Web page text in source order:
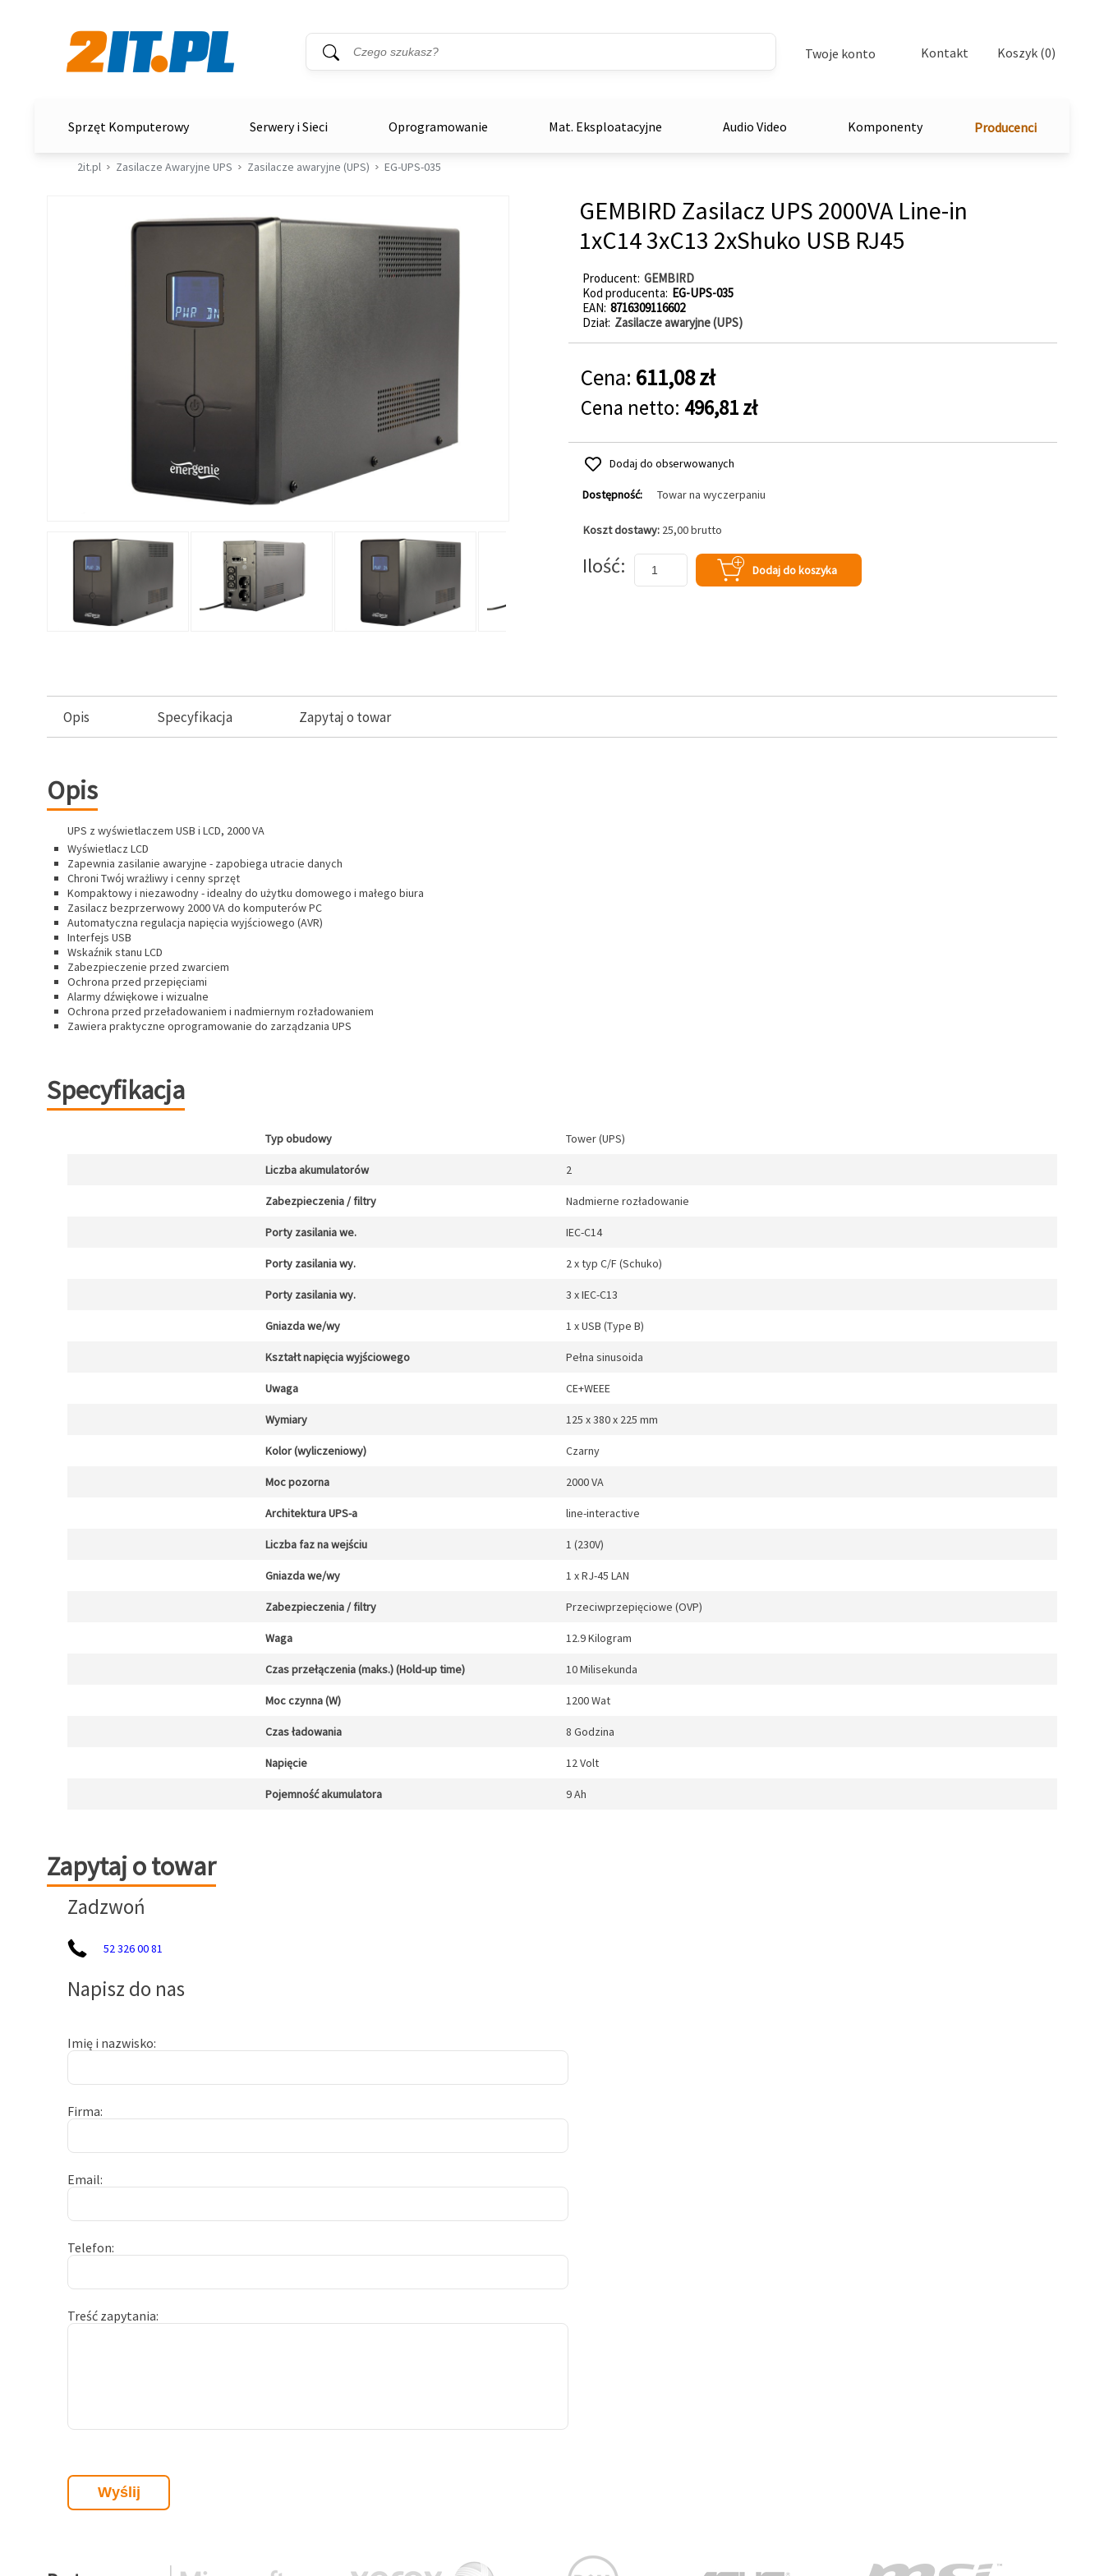
Wyszukiwarka
Słowo kluczowe
Twoje konto Kontakt Koszyk (0)
Sprzęt Komputerowy Serwery i Sieci Oprogramowanie Mat. Eksploatacyjne Audio Video Komponenty Producenci
2it.pl Zasilacze Awaryjne UPS Zasilacze awaryjne (UPS) EG-UPS-035
GEMBIRD Zasilacz UPS 2000VA Line-in
1xC14 3xC13 2xShuko USB RJ45
Producent GEMBIRD
Kod producenta EG-UPS-035
EAN 8716309116602
Dział Zasilacze awaryjne (UPS)
Cena: 611,08 zł
Cena netto: 496,81 zł
Dodaj do obserwowanych
Dostępność: Towar na wyczerpaniu
Koszt dostawy: 25,00 brutto
Ilość Dodaj do koszyka
Opis Specyfikacja Zapytaj o towar
Opis
UPS z wyświetlaczem USB i LCD, 2000 VA
Wyświetlacz LCD
Zapewnia zasilanie awaryjne - zapobiega utracie danych
Chroni Twój wrażliwy i cenny sprzęt
Kompaktowy i niezawodny - idealny do użytku domowego i małego biura
Zasilacz bezprzerwowy 2000 VA do komputerów PC
Automatyczna regulacja napięcia wyjściowego (AVR)
Interfejs USB
Wskaźnik stanu LCD
Zabezpieczenie przed zwarciem
Ochrona przed przepięciami
Alarmy dźwiękowe i wizualne
Ochrona przed przeładowaniem i nadmiernym rozładowaniem
Zawiera praktyczne oprogramowanie do zarządzania UPS
Specyfikacja
Typ obudowy Tower (UPS)
Liczba akumulatorów 2
Zabezpieczenia / filtry Nadmierne rozładowanie
Porty zasilania we. IEC-C14
Porty zasilania wy. 2 x typ C/F (Schuko)
Porty zasilania wy. 3 x IEC-C13
Gniazda we/wy 1 x USB (Type B)
Kształt napięcia wyjściowego Pełna sinusoida
Uwaga CE+WEEE
Wymiary 125 x 380 x 225 mm
Kolor (wyliczeniowy) Czarny
Moc pozorna 2000 VA
Architektura UPS-a line-interactive
Liczba faz na wejściu 1 (230V)
Gniazda we/wy 1 x RJ-45 LAN
Zabezpieczenia / filtry Przeciwprzepięciowe (OVP)
Waga 12.9 Kilogram
Czas przełączenia (maks.) (Hold-up time) 10 Milisekunda
Moc czynna (W) 1200 Wat
Czas ładowania 8 Godzina
Napięcie 12 Volt
Pojemność akumulatora 9 Ah
Zapytaj o towar
Zapytaj o towar
Zadzwoń
52 326 00 81
Napisz do nas
Imię i nazwisko
Firma
Email
Telefon
Treść zapytania